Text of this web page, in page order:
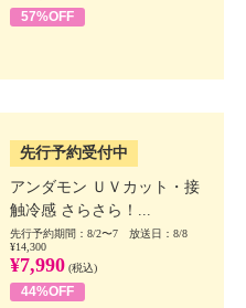
57%OFF
先行予約受付中
アンダモン ＵＶカット・接
触冷感 さらさら！...
先行予約期間：8/2〜7 放送日：8/8
¥14,300
¥7,990 (税込)
44%OFF